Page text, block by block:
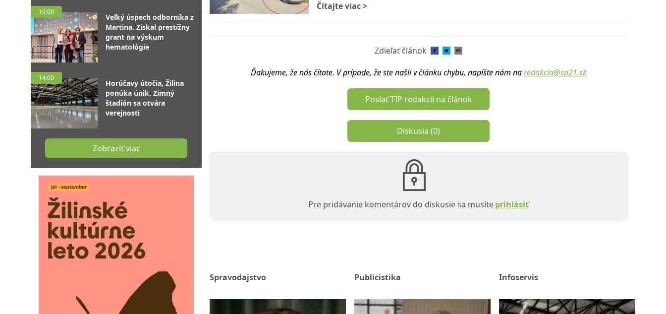
16:00
Veľký úspech odborníka z
Martina. Získal prestížny
grant na výskum
hematológie
14:00
Horúčavy útočia, Žilina
ponúka únik. Zimný
štadión sa otvára
verejnosti
Zobraziť viac
Čítajte viac>
Zdieľať článok
Ďakujeme, že nás čítate. V prípade, že ste našli v článku chybu, napíšte nám na redakcia@sp21.sk
Poslať TIP redakcii na článok
Diskusia (0)
Pre pridávanie komentárov do diskusie sa musíteprihlásiť
Spravodajstvo Publicistika Infoservis